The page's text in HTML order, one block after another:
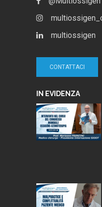
multiossigen
CONTATTACI
IN EVIDENZA